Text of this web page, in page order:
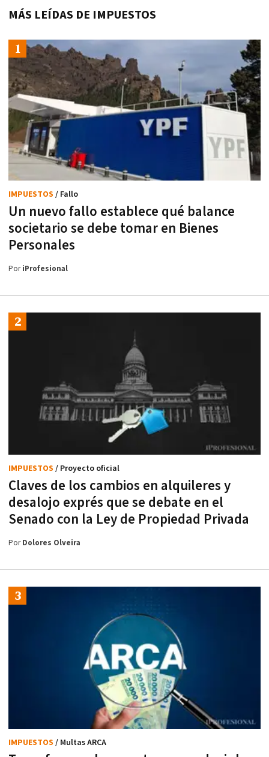
MÁS LEÍDAS DE IMPUESTOS
Un nuevo fallo establece qué balance
societario se debe tomar en Bienes
Personales
IMPUESTOS / Fallo
PoriProfesional
Claves de los cambios en alquileres y
desalojo exprés que se debate en el
Senado con la Ley de Propiedad Privada
IMPUESTOS / Proyecto oficial
PorDolores Olveira
IMPUESTOS / Multas ARCA